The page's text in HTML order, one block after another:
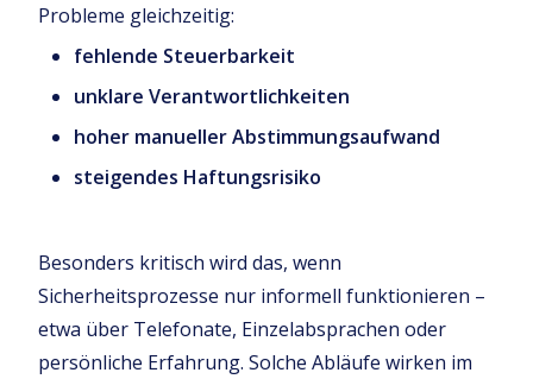
Probleme gleichzeitig:
fehlende Steuerbarkeit
unklare Verantwortlichkeiten
hoher manueller Abstimmungsaufwand
steigendes Haftungsrisiko
Besonders kritisch wird das, wenn
Sicherheitsprozesse nur informell funktionieren –
etwa über Telefonate, Einzelabsprachen oder
persönliche Erfahrung. Solche Abläufe wirken im